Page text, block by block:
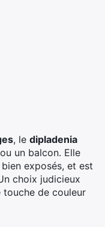
, le dipladenia
un balcon. Elle
exposés, et est
choix judicieux
touche de couleur